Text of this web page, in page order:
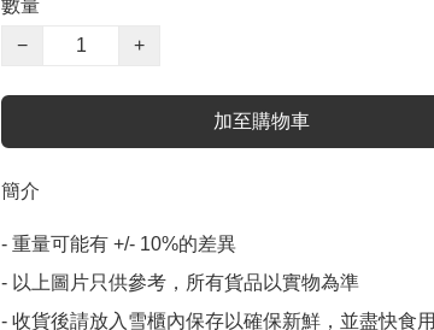
數量
−
+
加至購物車
簡介
- 重量可能有 +/- 10%的差異
- 以上圖片只供參考，所有貨品以實物為準
- 收貨後請放入雪櫃內保存以確保新鮮，並盡快食用